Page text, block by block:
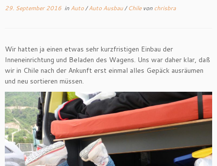
29. September 2016 in Auto/Auto Ausbau/Chile von chrisbra
Wir hatten ja einen etwas sehr kurzfristigen Einbau der
Inneneinrichtung und Beladen des Wagens. Uns war daher klar, daß
wir in Chile nach der Ankunft erst einmal alles Gepäck ausräumen
und neu sortieren müssen.